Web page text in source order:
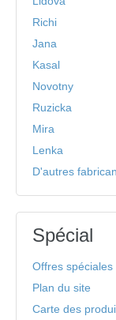
Richi
Jana
Kasal
Novotny
Ruzicka
Mira
Lenka
D'autres
Spécial
Offres spéciales
Plan du site
Carte des